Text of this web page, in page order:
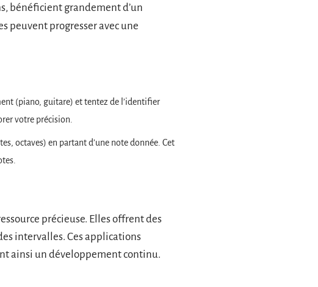
bénéficient grandement d’un
peuvent progresser avec une
(piano, guitare) et tentez de l’identifier
votre précision.
octaves) en partant d’une note donnée. Cet
précieuse. Elles offrent des
intervalles. Ces applications
ainsi un développement continu.